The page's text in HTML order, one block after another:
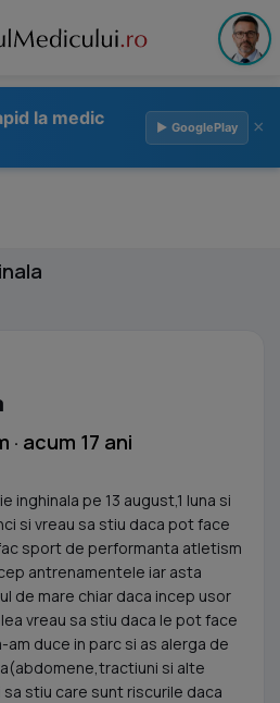
la medic ▶ GooglePlay ×
acum 17 ani
inghinala pe 13 august,1 luna si
si vreau sa stiu daca pot face
sport de performanta atletism
antrenamentele iar asta
de mare chiar daca incep usor
vreau sa stiu daca le pot face
am duce in parc si as alerga de
si alte
stiu care sunt riscurile daca